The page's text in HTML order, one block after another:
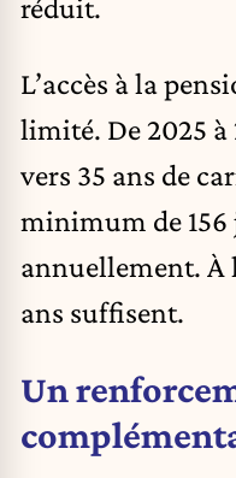
réduit.
L’accès à la
limité. De 2025
vers 35 ans de
minimum de
annuellement. À
ans suffisent.
Un